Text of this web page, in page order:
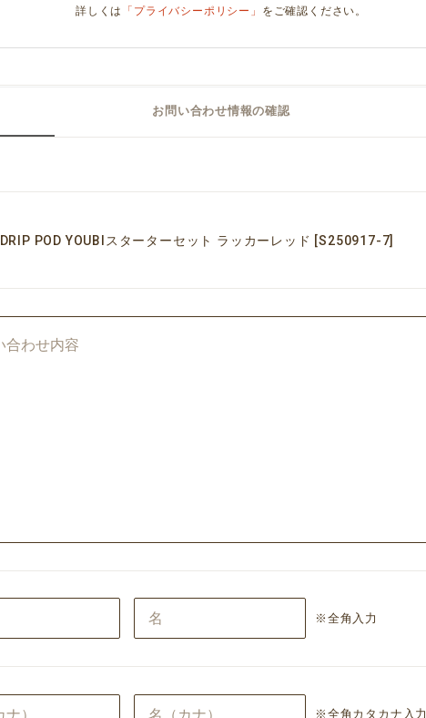
詳しくは
「プライバシーポリシー」 をご確認ください。
お問い合わせ情報の確認
POD YOUBIスターターセット ラッカーレッド [S250917-7]
※全角入力
※全角カタカナ入力